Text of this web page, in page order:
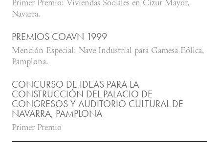
Primer Premio: Viviendas Sociales en Cizur Mayor,
Navarra.
PREMIOS COAVN 1999
Mención Especial: Nave Industrial para Gamesa Eólica,
Pamplona.
CONCURSO DE IDEAS PARA LA
CONSTRUCCIÓN DEL PALACIO DE
CONGRESOS Y AUDITORIO CULTURAL DE
NAVARRA, PAMPLONA
Primer Premio